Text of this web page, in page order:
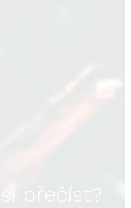
přečíst?